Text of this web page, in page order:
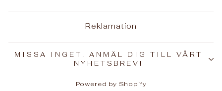
Reklamation
MISSA INGET! ANMÄL DIG TILL VÅRT
NYHETSBREV!
Powered by Shopify